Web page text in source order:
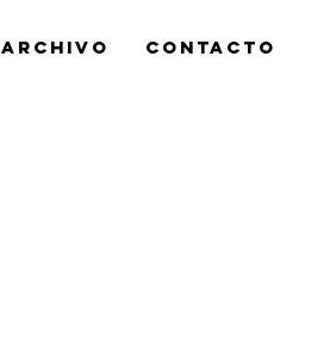
Archivo Contacto